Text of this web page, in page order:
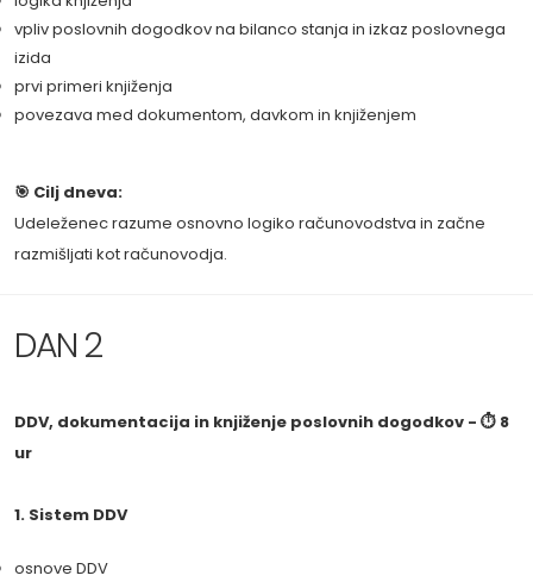
vpliv poslovnih dogodkov na bilanco stanja in izkaz poslovnega
izida
prvi primeri knjiženja
povezava med dokumentom, davkom in knjiženjem
🎯 Cilj dneva:
Udeleženec razume osnovno logiko računovodstva in začne
razmišljati kot računovodja.
DAN 2
DDV, dokumentacija in knjiženje poslovnih dogodkov - ⏱ 8
ur
1. Sistem DDV
osnove DDV